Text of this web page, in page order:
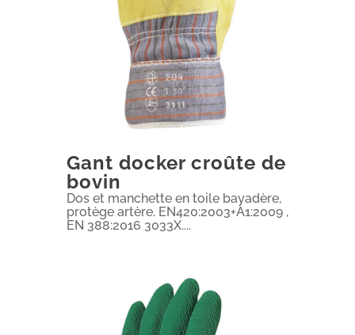
Gant docker croûte de
bovin
Dos et manchette en toile bayadère,
protège artère. EN420:2003+A1:2009 ,
EN 388:2016 3033X....